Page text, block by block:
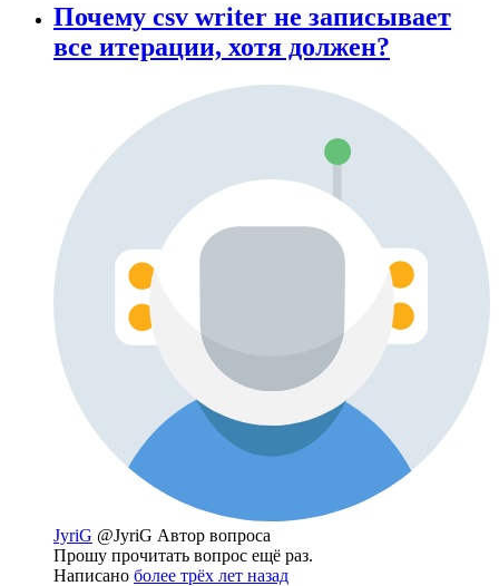
Почему csv writer не записывает
все итерации, хотя должен?
JyriG @JyriG Автор вопроса
Прошу прочитать вопрос ещё раз.
Написано более трёх лет назад